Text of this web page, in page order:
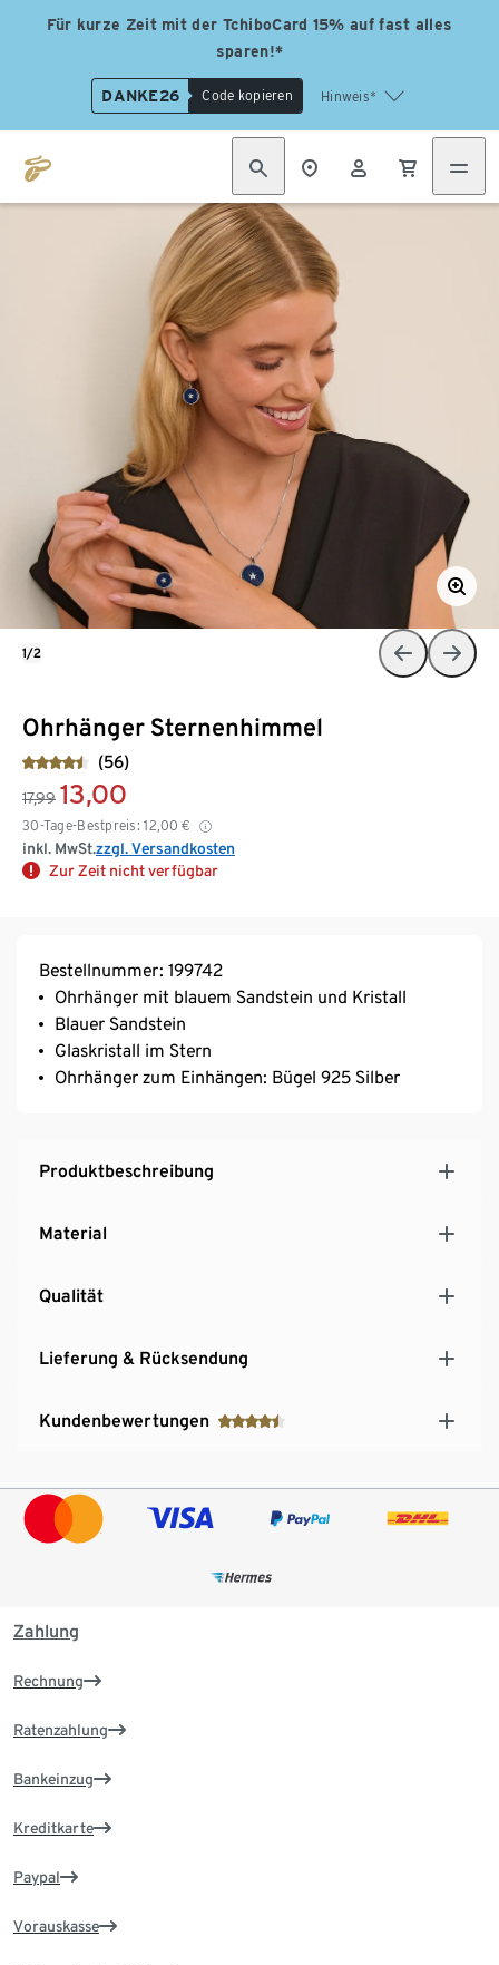
Für kurze Zeit mit der TchiboCard 15% auf fast alles
sparen!*
DANKE26 Code kopieren Hinweis*
Ohrhänger Sternenhimmel
(56)
17,99 13,00
30-Tage-Bestpreis: 12,00 €
inkl. MwSt.zzgl. Versandkosten
Zur Zeit nicht verfügbar
1/2
Bestellnummer: 199742
Ohrhänger mit blauem Sandstein und Kristall
Blauer Sandstein
Glaskristall im Stern
Ohrhänger zum Einhängen: Bügel 925 Silber
Produktbeschreibung
Material
Qualität
Lieferung & Rücksendung
Kundenbewertungen
Zahlung
Rechnung
Ratenzahlung
Bankeinzug
Kreditkarte
Paypal
Vorauskasse